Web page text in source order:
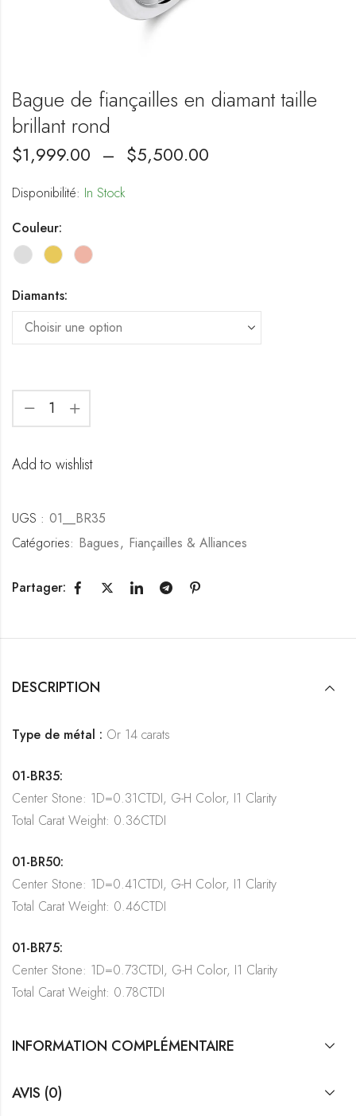
Bague de fiançailles en diamant taille
brillant rond
$1,999.00 – $5,500.00
Disponibilité: In Stock
Couleur:
Diamants:
Add to wishlist
UGS : 01__BR35
Catégories: Bagues, Fiançailles & Alliances
Partager:
DESCRIPTION
Type de métal : Or 14 carats
01-BR35:
Center Stone: 1D=0.31CTDI, G-H Color, I1 Clarity
Total Carat Weight: 0.36CTDI
01-BR50:
Center Stone: 1D=0.41CTDI, G-H Color, I1 Clarity
Total Carat Weight: 0.46CTDI
01-BR75:
Center Stone: 1D=0.73CTDI, G-H Color, I1 Clarity
Total Carat Weight: 0.78CTDI
INFORMATION COMPLÉMENTAIRE
AVIS (0)